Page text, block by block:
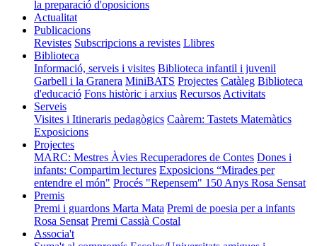
la preparació d'oposicions
Actualitat
Publicacions
Revistes Subscripcions a revistes Llibres
Biblioteca
Informació, serveis i visites Biblioteca infantil i juvenil
Garbell i la Granera MiniBATS Projectes Catàleg Biblioteca
d'educació Fons històric i arxius Recursos Activitats
Serveis
Visites i Itineraris pedagògics Caàrem: Tastets Matemàtics
Exposicions
Projectes
MARC: Mestres Àvies Recuperadores de Contes Dones i
infants: Compartim lectures Exposicions “Mirades per
entendre el món" Procés "Repensem" 150 Anys Rosa Sensat
Premis
Premi i guardons Marta Mata Premi de poesia per a infants
Rosa Sensat Premi Cassià Costal
Associa't